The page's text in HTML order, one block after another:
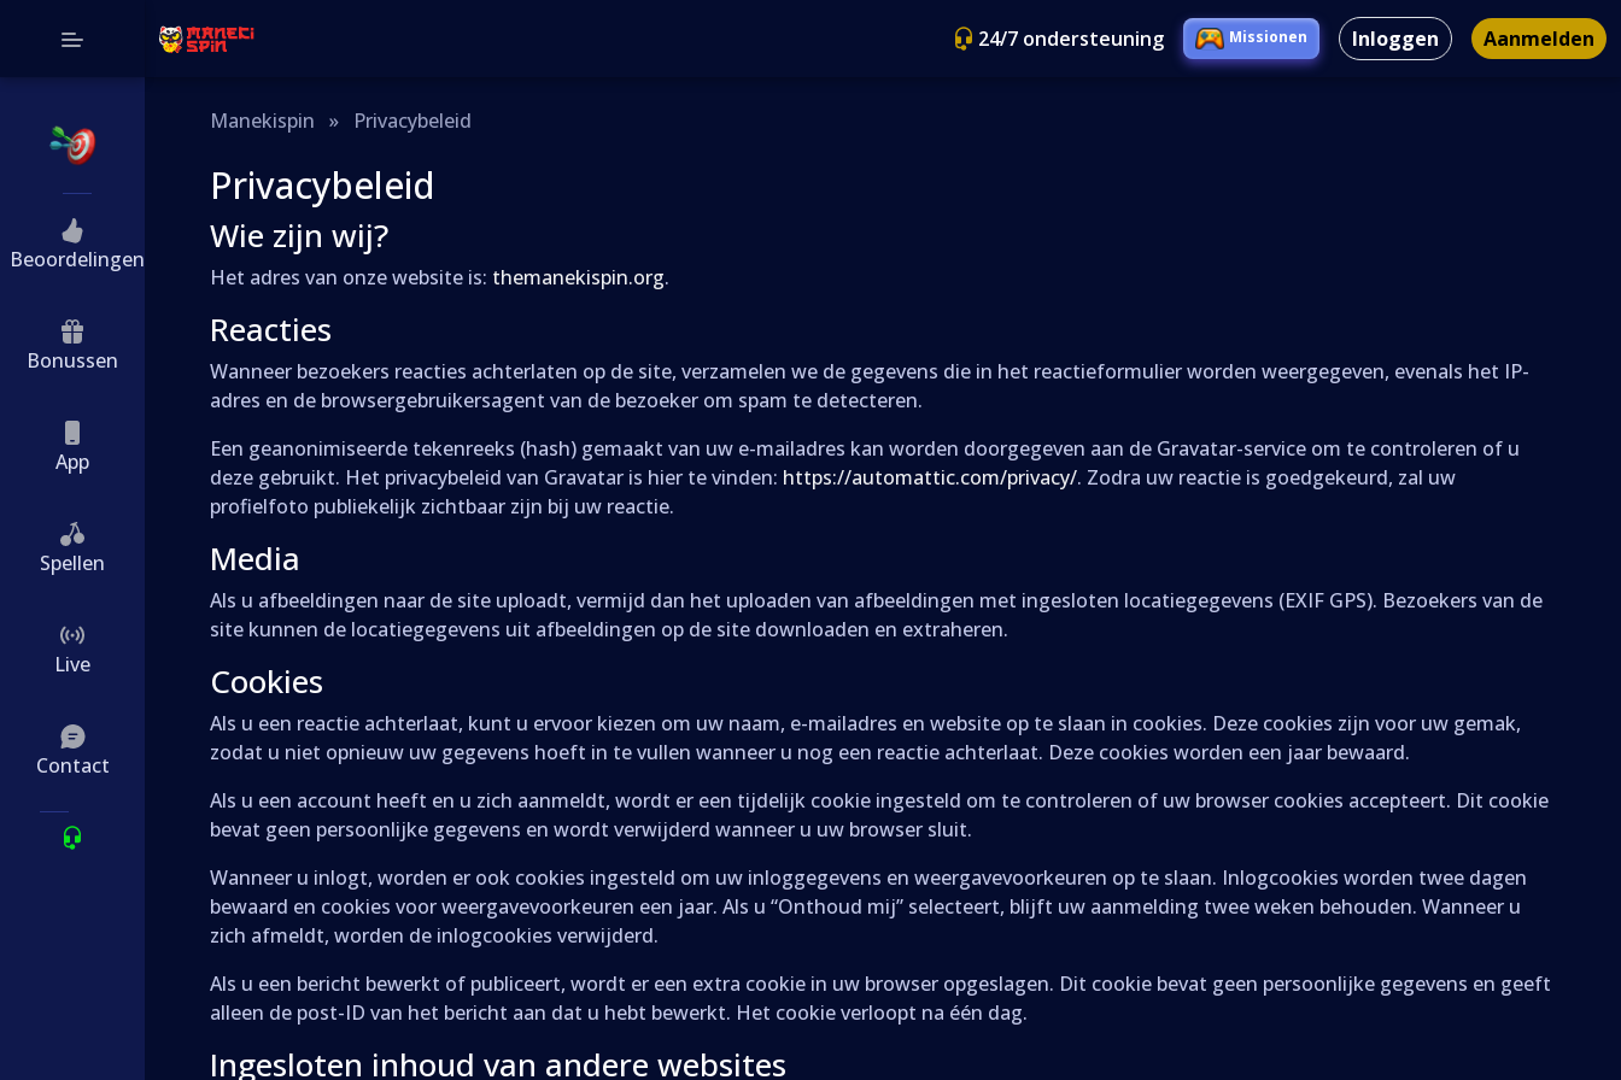
Beoordelingen
Bonussen
App
Spellen
Live
Contact
24/7 ondersteuning Missionen Inloggen Aanmelden
Manekispin » Privacybeleid
Privacybeleid
Wie zijn wij?
Het adres van onze website is: themanekispin.org.
Reacties
Wanneer bezoekers reacties achterlaten op de site, verzamelen we de gegevens die in het reactieformulier worden weergegeven, evenals het IP-
adres en de browsergebruikersagent van de bezoeker om spam te detecteren.
Een geanonimiseerde tekenreeks (hash) gemaakt van uw e-mailadres kan worden doorgegeven aan de Gravatar-service om te controleren of u
deze gebruikt. Het privacybeleid van Gravatar is hier te vinden: https://automattic.com/privacy/. Zodra uw reactie is goedgekeurd, zal uw
profielfoto publiekelijk zichtbaar zijn bij uw reactie.
Media
Als u afbeeldingen naar de site uploadt, vermijd dan het uploaden van afbeeldingen met ingesloten locatiegegevens (EXIF GPS). Bezoekers van de
site kunnen de locatiegegevens uit afbeeldingen op de site downloaden en extraheren.
Cookies
Als u een reactie achterlaat, kunt u ervoor kiezen om uw naam, e-mailadres en website op te slaan in cookies. Deze cookies zijn voor uw gemak,
zodat u niet opnieuw uw gegevens hoeft in te vullen wanneer u nog een reactie achterlaat. Deze cookies worden een jaar bewaard.
Als u een account heeft en u zich aanmeldt, wordt er een tijdelijk cookie ingesteld om te controleren of uw browser cookies accepteert. Dit cookie
bevat geen persoonlijke gegevens en wordt verwijderd wanneer u uw browser sluit.
Wanneer u inlogt, worden er ook cookies ingesteld om uw inloggegevens en weergavevoorkeuren op te slaan. Inlogcookies worden twee dagen
bewaard en cookies voor weergavevoorkeuren een jaar. Als u “Onthoud mij” selecteert, blijft uw aanmelding twee weken behouden. Wanneer u
zich afmeldt, worden de inlogcookies verwijderd.
Als u een bericht bewerkt of publiceert, wordt er een extra cookie in uw browser opgeslagen. Dit cookie bevat geen persoonlijke gegevens en geeft
alleen de post-ID van het bericht aan dat u hebt bewerkt. Het cookie verloopt na één dag.
Ingesloten inhoud van andere websites